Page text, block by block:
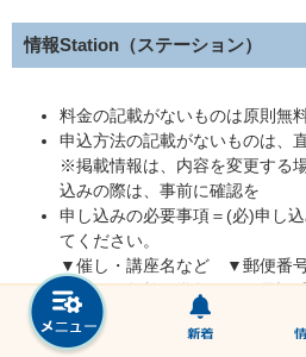
情報Station（ステーション）
料金の記載がないものは原則無料
申込方法の記載がないものは、
※掲載情報は、内容を変更する
込みの際は、事前に確認を
申し込みの必要事項＝(必)申し
てください。
▼催し・講座名など ▼郵便
な） ▼年齢（学年） ▼電話
目次へ▲